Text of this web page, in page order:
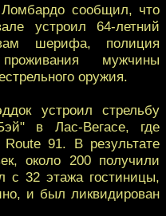
сообщил, что
устроил 64-летний
шерифа, полиция
мужчины
оружия.
устроил стрельбу
в Лас-Вегасе, где
91. В результате
около 200 получили
с 32 этажа гостиницы,
и был ликвидирован